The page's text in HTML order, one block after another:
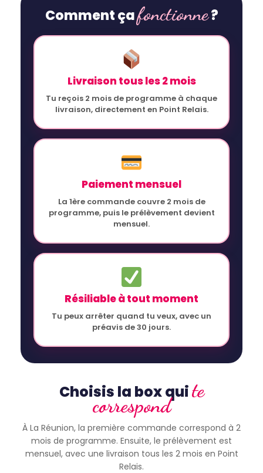
Comment çafonctionne?
Livraison tous les 2 mois
Tu reçois 2 mois de programme à chaque
livraison, directement en Point Relais.
Paiement mensuel
La 1ère commande couvre 2 mois de
programme, puis le prélèvement devient
mensuel.
Résiliable à tout moment
Tu peux arrêter quand tu veux, avec un
préavis de 30 jours.
Choisis la box quite
correspond
À La Réunion, la première commande correspond à 2
mois de programme. Ensuite, le prélèvement est
mensuel, avec une livraison tous les 2 mois en Point
Relais.